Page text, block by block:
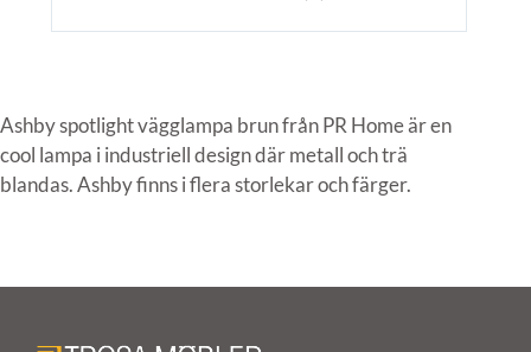
Ashby spotlight vägglampa brun från PR Home är en
cool lampa i industriell design där metall och trä
blandas. Ashby finns i flera storlekar och färger.